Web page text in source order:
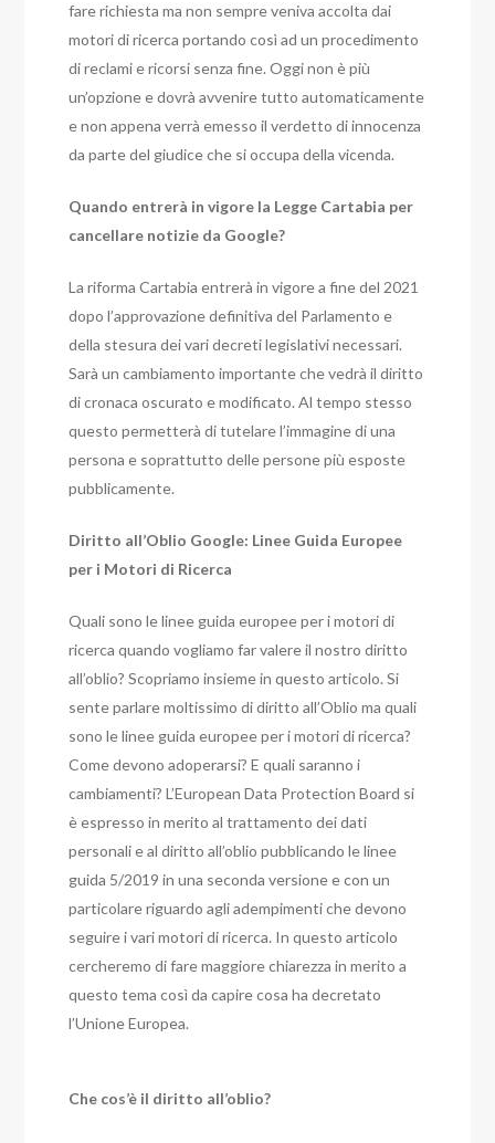
fare richiesta ma non sempre veniva accolta dai
motori di ricerca portando così ad un procedimento
di reclami e ricorsi senza fine. Oggi non è più
un’opzione e dovrà avvenire tutto automaticamente
e non appena verrà emesso il verdetto di innocenza
da parte del giudice che si occupa della vicenda.
Quando entrerà in vigore la Legge Cartabia per
cancellare notizie da Google?
La riforma Cartabia entrerà in vigore a fine del 2021
dopo l’approvazione definitiva del Parlamento e
della stesura dei vari decreti legislativi necessari.
Sarà un cambiamento importante che vedrà il diritto
di cronaca oscurato e modificato. Al tempo stesso
questo permetterà di tutelare l’immagine di una
persona e soprattutto delle persone più esposte
pubblicamente.
Diritto all’Oblio Google: Linee Guida Europee
per i Motori di Ricerca
Quali sono le linee guida europee per i motori di
ricerca quando vogliamo far valere il nostro diritto
all’oblio? Scopriamo insieme in questo articolo.Si
sente parlare moltissimo di diritto all’Oblio ma quali
sono le linee guida europee per i motori di ricerca?
Come devono adoperarsi? E quali saranno i
cambiamenti? L’European Data Protection Board si
è espresso in merito al trattamento dei dati
personali e al diritto all’oblio pubblicando le linee
guida 5/2019 in una seconda versione e con un
particolare riguardo agli adempimenti che devono
seguire i vari motori di ricerca. In questo articolo
cercheremo di fare maggiore chiarezza in merito a
questo tema così da capire cosa ha decretato
l’Unione Europea.
Che cos’è il diritto all’oblio?